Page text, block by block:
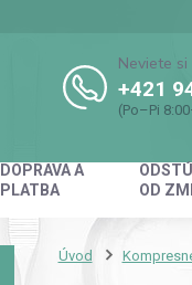
DOPRAVA A
PLATBA
OD
Neviete
+421
(Po–Pi
Úvod